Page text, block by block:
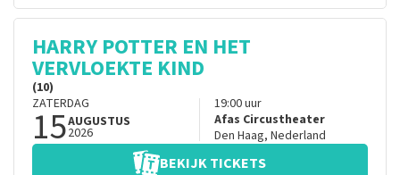
HARRY POTTER EN HET
VERVLOEKTE KIND
(10)
ZATERDAG
15AUGUSTUS
2026
19:00uur
Afas Circustheater
Den Haag, Nederland
BEKIJK TICKETS